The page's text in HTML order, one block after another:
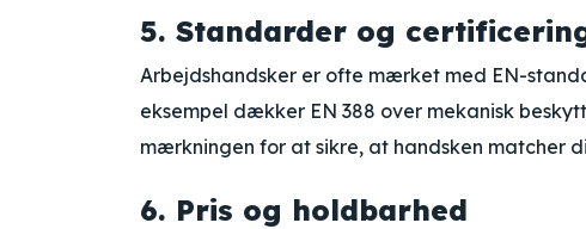
5. Standarder og
Arbejdshandsker er ofte mærket med EN-
eksempel dækker EN 388 over mekanisk
mærkningen for at sikre, at handsken matcher
6. Pris og holdbarhed